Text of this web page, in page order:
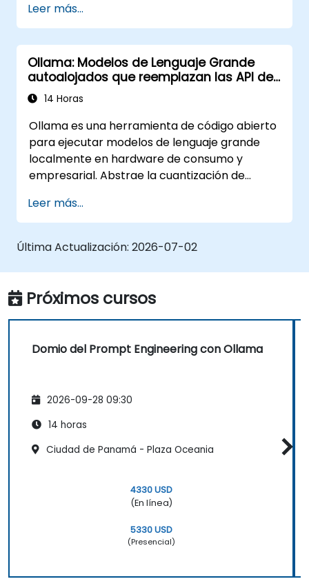
mediante el uso de Ollama.
Optimizar el rendimiento y el consumo de
recursos para cargas de trabajo de IA.
Explorar casos de uso para la
implementación de IA local en diversas
industrias.
Leer más...
Ollama: Modelos de Lenguaje Grande
autoalojados que reemplazan las API de
OpenAI y Claude
14 Horas
Ollama es una herramienta de código abierto
para ejecutar modelos de lenguaje grande
localmente en hardware de consumo y
empresarial. Abstrae la cuantización de
API en una única interfaz de línea de
comandos, permitiendo a las organizaciones
autoalojar LLM como Llama, Mistral y Qwen sin
Google.
Leer más...
Última Actualización: 2026-07-02
Próximos cursos
Domio del Prompt Engineering con Ollama
2026-09-28 09:30
14 horas
Ciudad de Panamá - Plaza Oceania
4330 USD
(En línea)
5330 USD
(Presencial)